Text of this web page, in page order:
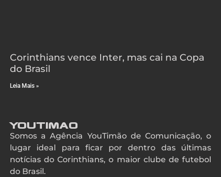
Corinthians vence Inter, mas cai na Copa
do Brasil
Leia Mais »
YouTimao
Somos a Agência YouTimão de Comunicação, o
lugar ideal para ficar por dentro das últimas
notícias do Corinthians, o maior clube de futebol
do Brasil.